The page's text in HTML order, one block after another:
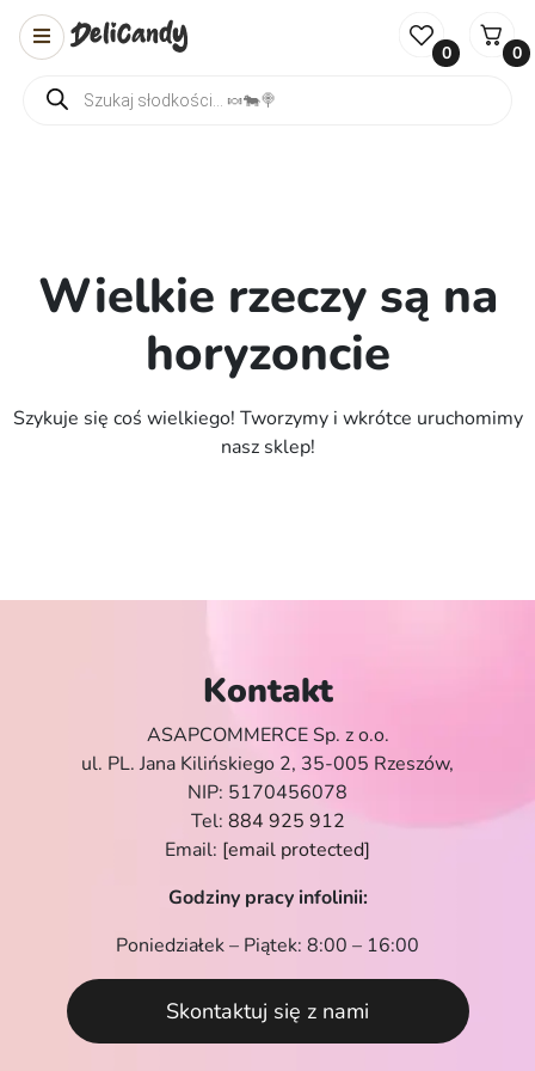
Wyszukiwarka produktów
0 0
Wielkie rzeczy są na
horyzoncie
Szykuje się coś wielkiego! Tworzymy i wkrótce uruchomimy
nasz sklep!
Kontakt
ASAPCOMMERCE Sp. z o.o.
ul. PL. Jana Kilińskiego 2, 35-005 Rzeszów,
NIP: 5170456078
Tel: 884 925 912
Email: [email protected]
Godziny pracy infolinii:
Poniedziałek – Piątek: 8:00 – 16:00
Skontaktuj się z nami